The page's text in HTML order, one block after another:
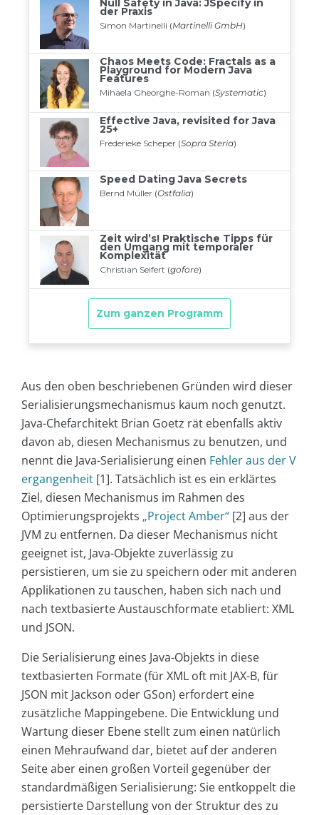
Aus den oben beschriebenen Gründen wird dieser
Serialisierungsmechanismus kaum noch genutzt.
Java-Chefarchitekt Brian Goetz rät ebenfalls aktiv
davon ab, diesen Mechanismus zu benutzen, und
nennt die Java-Serialisierung einen Fehler aus der V
ergangenheit [1]. Tatsächlich ist es ein erklärtes
Ziel, diesen Mechanismus im Rahmen des
Optimierungsprojekts „Project Amber“ [2] aus der
JVM zu entfernen. Da dieser Mechanismus nicht
geeignet ist, Java-Objekte zuverlässig zu
persistieren, um sie zu speichern oder mit anderen
Applikationen zu tauschen, haben sich nach und
nach textbasierte Austauschformate etabliert: XML
und JSON.
Die Serialisierung eines Java-Objekts in diese
textbasierten Formate (für XML oft mit JAX-B, für
JSON mit Jackson oder GSon) erfordert eine
zusätzliche Mappingebene. Die Entwicklung und
Wartung dieser Ebene stellt zum einen natürlich
einen Mehraufwand dar, bietet auf der anderen
Seite aber einen großen Vorteil gegenüber der
standardmäßigen Serialisierung: Sie entkoppelt die
persistierte Darstellung von der Struktur des zu